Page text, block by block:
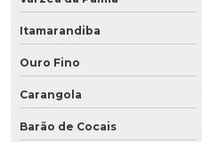
Itamarandiba
Ouro Fino
Carangola
Barão de Cocais